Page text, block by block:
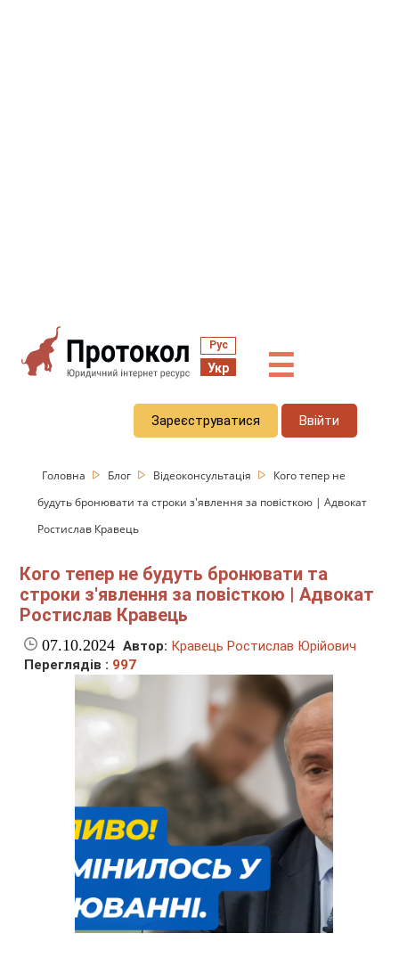
Рус
Укр ☰
Зареєструватися Ввійти
Головна Блог Відеоконсультація
Кого тепер не
будуть бронювати та строки з'явлення за повісткою | Адвокат
Ростислав Кравець
Кого тепер не будуть бронювати та
строки з'явлення за повісткою | Адвокат
Ростислав Кравець
07.10.2024 Автор: Кравець Ростислав Юрійович
Переглядів : 997